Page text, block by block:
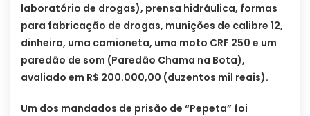
laboratório de drogas), prensa hidráulica, formas
para fabricação de drogas, munições de calibre 12,
dinheiro, uma camioneta, uma moto CRF 250 e um
paredão de som (Paredão Chama na Bota),
avaliado em R$ 200.000,00 (duzentos mil reais).
Um dos mandados de prisão de “Pepeta” foi